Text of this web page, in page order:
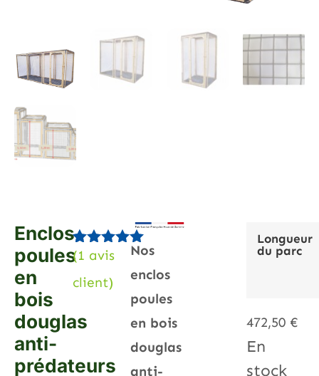
Enclos
poules
en
bois
douglas
anti-
prédateurs
Noté5.00
basé sur
1
(1 avis
client)
Nos
enclos
poules
en bois
douglas
anti-
Longueur
du parc
472,50 €
En
stock